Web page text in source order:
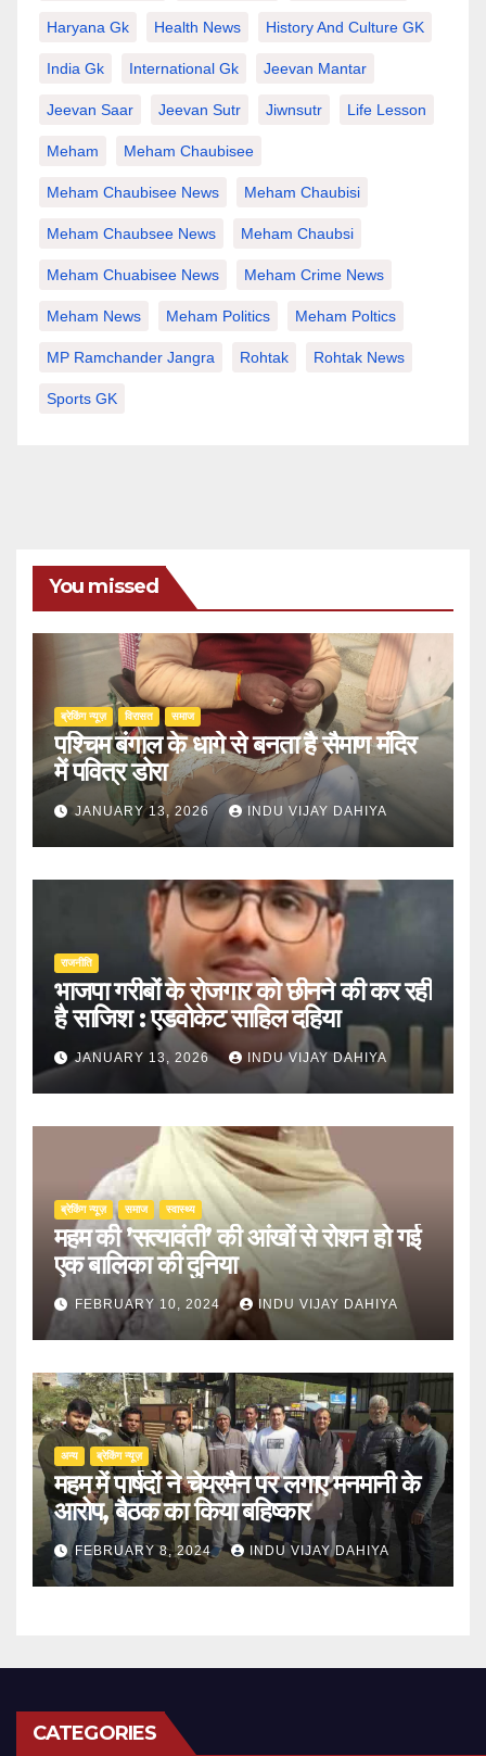
Haryana Gk Health News History And Culture GK
India Gk International Gk Jeevan Mantar
Jeevan Saar Jeevan Sutr Jiwnsutr Life Lesson
Meham Meham Chaubisee
Meham Chaubisee News Meham Chaubisi
Meham Chaubsee News Meham Chaubsi
Meham Chuabisee News Meham Crime News
Meham News Meham Politics Meham Poltics
MP Ramchander Jangra Rohtak Rohtak News
Sports GK
You missed
ब्रेकिंग न्यूज़ ‍‍विरासत समाज
पश्चिम बंगाल के धागे से बनता है सैमाण मंदिर
में पवित्र डोरा
JANUARY 13, 2026 INDU VIJAY DAHIYA
राजनीति
भाजपा गरीबों के रोजगार को छीनने की कर रही
है साजिश : एडवोकेट साहिल दहिया
JANUARY 13, 2026 INDU VIJAY DAHIYA
ब्रेकिंग न्यूज़ समाज स्वास्थ्य
महम की ’सत्यावंती’ की आंखों से रोशन हो गई
एक बालिका की दुनिया
FEBRUARY 10, 2024 INDU VIJAY DAHIYA
अन्य ब्रेकिंग न्यूज़
महम में पार्षदों ने चेयरमैन पर लगाए मनमानी के
आरोप, बैठक का किया बहिष्कार
FEBRUARY 8, 2024 INDU VIJAY DAHIYA
CATEGORIES